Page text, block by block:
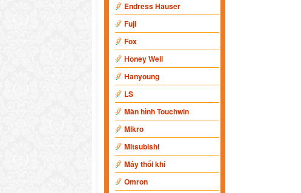
Endress Hauser
Fuji
Fox
Honey Well
Hanyoung
LS
Màn hình Touchwin
Mikro
Mitsubishi
Máy thổi khí
Omron